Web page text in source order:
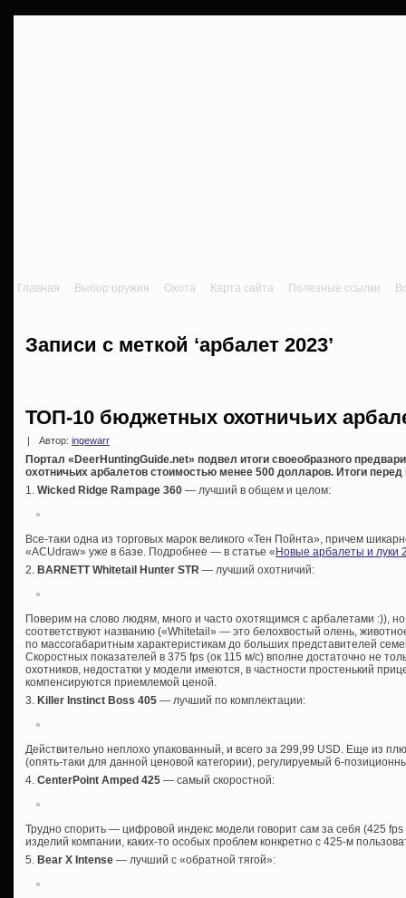
Главная Выбор оружия Охота Карта сайта Полезные ссылки
Записи с меткой ‘арбалет 2023’
ТОП-10 бюджетных охотничьих
Автор: ingewarr
Портал «DeerHuntingGuide.net» подвел итоги своеобразного
охотничьих арбалетов стоимостью менее 500 долларов. Итоги
1. Wicked Ridge Rampage 360 — лучший в общем и целом:
Все-таки одна из торговых марок великого «Тен Пойнта», причем
«ACUdraw» уже в базе. Подробнее — в статье « Новые арбалеты и луки
2. BARNETT Whitetail Hunter STR — лучший охотничий:
Поверим на слово людям, много и часто охотящимся с арбалетами :)),
соответствуют названию («Whitetail» — это белохвостый олень,
по массогабаритным характеристикам до больших представителей
Скоростных показателей в 375 fps (ок 115 м/с) вполне достаточно не
охотников, недостатки у модели имеются, в частности простенький
компенсируются приемлемой ценой.
3. Killer Instinct Boss 405 — лучший по комплектации:
Действительно неплохо упакованный, и всего за 299,99 USD. Еще из
(опять-таки для данной ценовой категории), регулируемый 6-
4. CenterPoint Amped 425 — самый скоростной:
Трудно спорить — цифровой индекс модели говорит сам за себя (425
изделий компании, каких-то особых проблем конкретно с 425-м
5. Bear X Intense — лучший с «обратной тягой»: